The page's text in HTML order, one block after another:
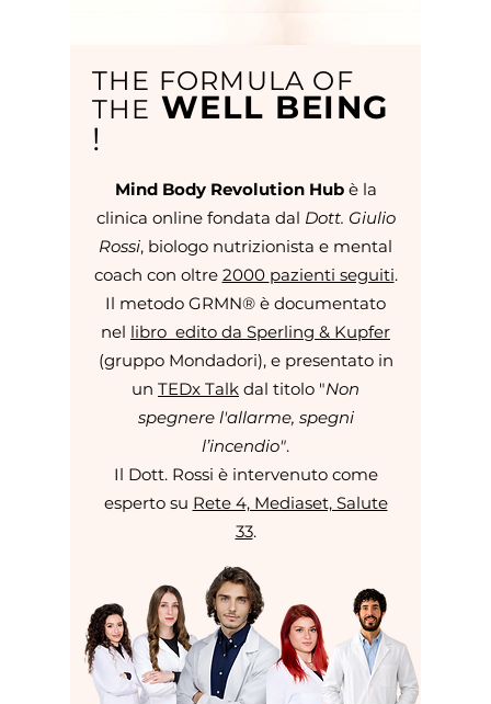
THE FORMULA OF
THE WELL BEING
!
Mind Body Revolution Hubè la
clinica online fondata dal Dott. Giulio
Rossi, biologo nutrizionista e mental
coach con oltre 2000 pazienti seguiti.
Il metodo GRMN® è documentato
nel libro edito da Sperling & Kupfer
(gruppo Mondadori), e presentato in
un TEDx Talk dal titolo "Non
spegnere l'allarme, spegni
l’incendio".
Il Dott. Rossi è intervenuto come
esperto su Rete 4, Mediaset, Salute
33.